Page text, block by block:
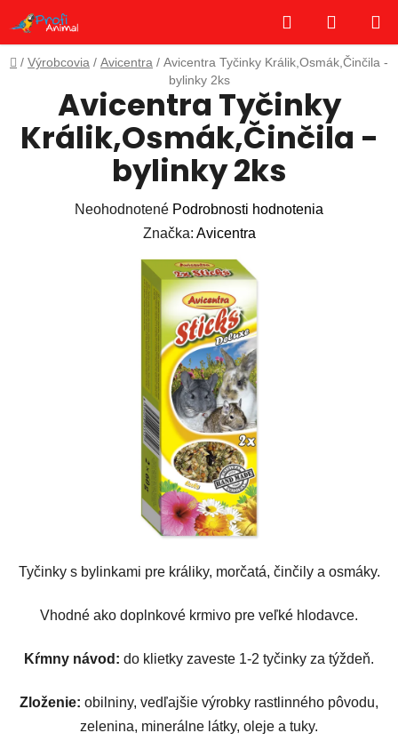
obsah
Hľadať
KOŠÍK
Domov
/ Výrobcovia / Avicentra / Avicentra Tyčinky Králik,Osmák,Činčila -
bylinky 2ks
Tyčinky s bylinkami pre králiky, morčatá, činčily a osmáky.
Vhodné ako doplnkové krmivo pre veľké hlodavce.
Kŕmny návod: do klietky zaveste 1-2 tyčinky za týždeň.
Zloženie: obilniny, vedľajšie výrobky rastlinného pôvodu,
zelenina, minerálne látky, oleje a tuky.
Avicentra Tyčinky
Králik,Osmák,Činčila -
bylinky 2ks
Priemerné
hodnotenie
Neohodnotené Podrobnosti hodnotenia
Značka: Avicentra